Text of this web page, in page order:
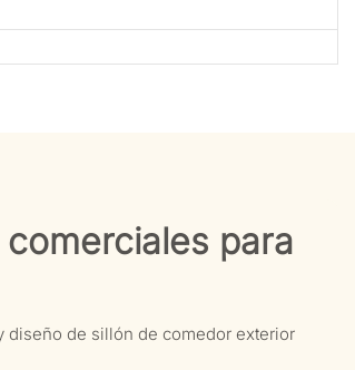
para
diseño de sillón de comedor exterior